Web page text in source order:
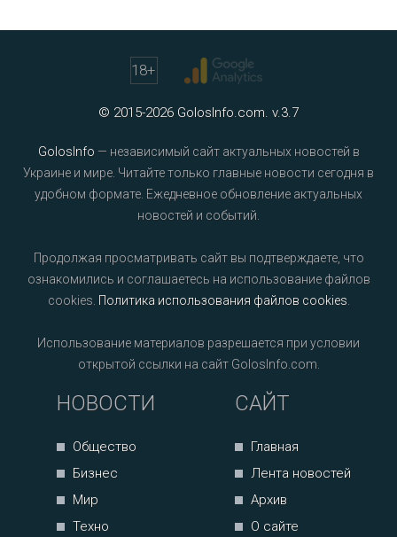
18+
© 2015-2026 GolosInfo.com. v.3.7
GolosInfo — независимый сайт актуальных новостей в
Украине и мире. Читайте только главные новости сегодня в
удобном формате. Ежедневное обновление актуальных
новостей и событий.
Продолжая просматривать сайт вы подтверждаете, что
ознакомились и соглашаетесь на использование файлов
cookies. Политика использования файлов cookies
Использование материалов разрешается при условии
открытой ссылки на сайт GolosInfo.com.
НОВОСТИ
Общество
Бизнес
Мир
Техно
САЙТ
Главная
Лента новостей
Архив
О сайте